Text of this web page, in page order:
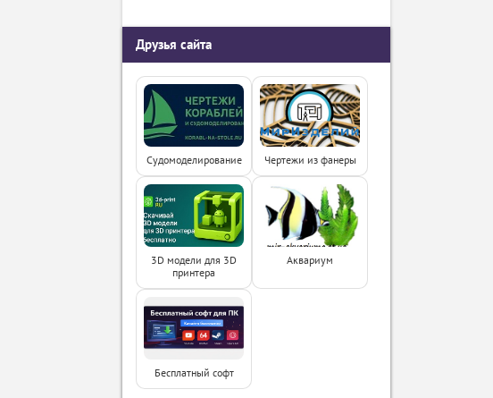
Друзья сайта
Судомоделирование Чертежи из фанеры
3D модели для 3D
принтера
Аквариум
Бесплатный софт